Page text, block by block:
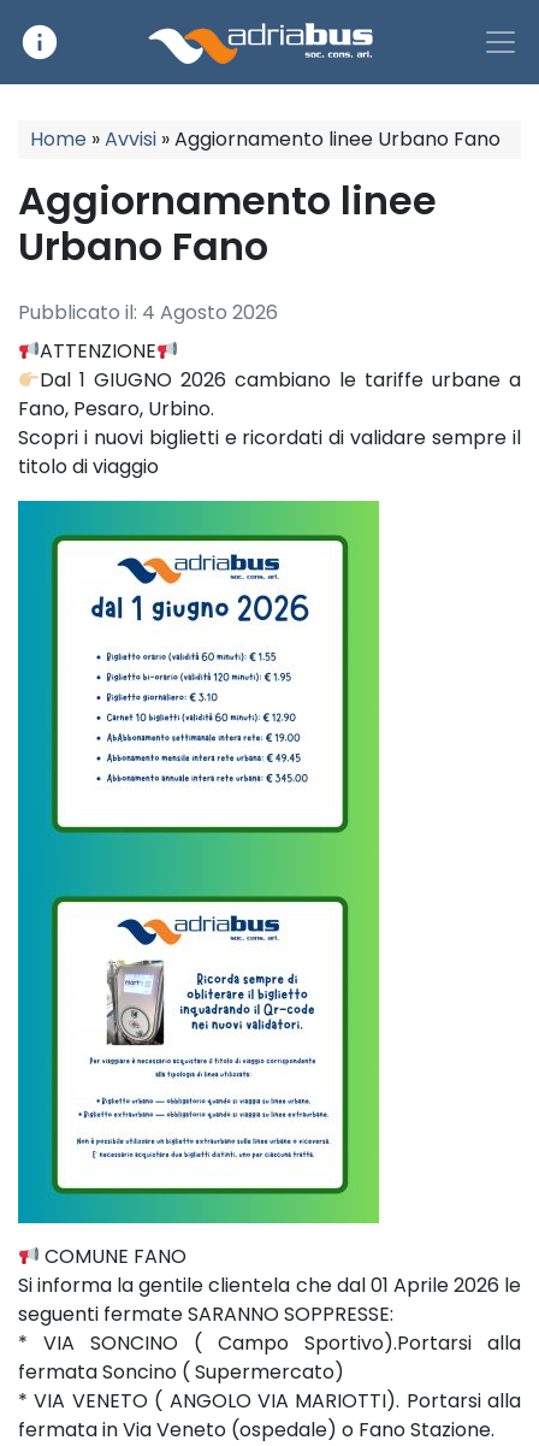
Main Navigation
info
Home »Avvisi»Aggiornamento linee Urbano Fano
Aggiornamento linee
Urbano Fano
Pubblicato il: 4 Agosto 2026
ATTENZIONE
Dal 1 GIUGNO 2026 cambiano le tariffe urbane a
Fano, Pesaro, Urbino.
Scopri i nuovi biglietti e ricordati di validare sempre il
titolo di viaggio
COMUNE FANO
Si informa la gentile clientela che dal 01 Aprile 2026 le
seguenti fermate SARANNO SOPPRESSE:
* VIA SONCINO ( Campo Sportivo).Portarsi alla
fermata Soncino ( Supermercato)
* VIA VENETO ( ANGOLO VIA MARIOTTI). Portarsi alla
fermata in Via Veneto (ospedale) o Fano Stazione.